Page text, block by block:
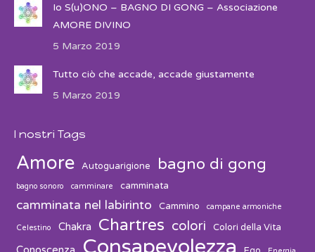
Io S(u)ONO – BAGNO DI GONG – Associazione
AMORE DIVINO
5 Marzo 2019
Tutto ciò che accade, accade giustamente
5 Marzo 2019
I nostri Tags
Amore Autoguarigione bagno di gong
bagno sonoro camminare camminata
camminata nel labirinto Cammino campane armoniche
Celestino Chakra Chartres colori Colori della Vita
Consapevolezza